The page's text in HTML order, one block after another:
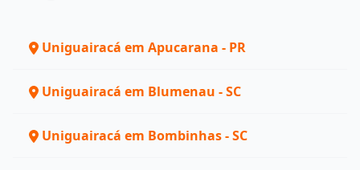
Uniguairacá em Apucarana - PR
Uniguairacá em Blumenau - SC
Uniguairacá em Bombinhas - SC